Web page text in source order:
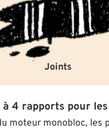
Joints
à 4 rapports pour
moteur monobloc, les